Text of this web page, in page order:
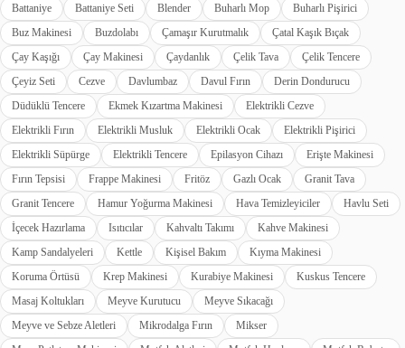
Battaniye
Battaniye Seti Blender Buharlı Mop
Buharlı Pişirici
Buz Makinesi
Buzdolabı Çamaşır Kurutmalık
Çatal Kaşık Bıçak
Çay Kaşığı
Çay Makinesi Çaydanlık Çelik Tava
Çelik Tencere
Çeyiz Seti
Cezve Davlumbaz Davul Fırın
Derin Dondurucu
Düdüklü Tencere
Ekmek Kızartma Makinesi
Elektrikli Cezve
Elektrikli Fırın
Elektrikli Musluk Elektrikli Ocak
Elektrikli Pişirici
Elektrikli Süpürge
Elektrikli Tencere Epilasyon Cihazı
Erişte Makinesi
Fırın Tepsisi
Frappe Makinesi Fritöz Gazlı Ocak
Granit Tava
Granit Tencere
Hamur Yoğurma Makinesi Hava Temizleyiciler
Havlu Seti
İçecek Hazırlama
Isıtıcılar Kahvaltı Takımı
Kahve Makinesi
Kamp Sandalyeleri
Kettle Kişisel Bakım
Kıyma Makinesi
Koruma Örtüsü
Krep Makinesi Kurabiye Makinesi
Kuskus Tencere
Masaj Koltukları
Meyve Kurutucu
Meyve Sıkacağı
Meyve ve Sebze Aletleri
Mikrodalga Fırın
Mikser